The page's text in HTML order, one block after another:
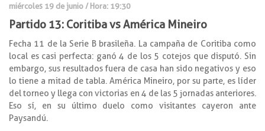
miércoles 19 de junio / Hora: 19:30
Partido 13: Coritibavs América Mineiro
Fecha 11 de la Serie B brasileña. La campaña de Coritiba como
local es casi perfecta: ganó 4 de los 5 cotejos que disputó. Sin
embargo, sus resultados fuera de casa han sido negativos y eso
lo tiene a mitad de tabla. América Mineiro, por su parte, es líder
del torneo y llega con victorias en 4 de las 5 jornadas anteriores.
Eso sí, en su último duelo como visitantes cayeron ante
Paysandú.